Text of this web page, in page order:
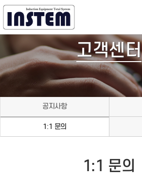
고객센터
공지사항
1:1 문의
1:1 문의